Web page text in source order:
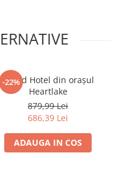
-22%
Grand Hotel din orașul
Heartlake
879,99 Lei
686,39 Lei
ADAUGA IN COS